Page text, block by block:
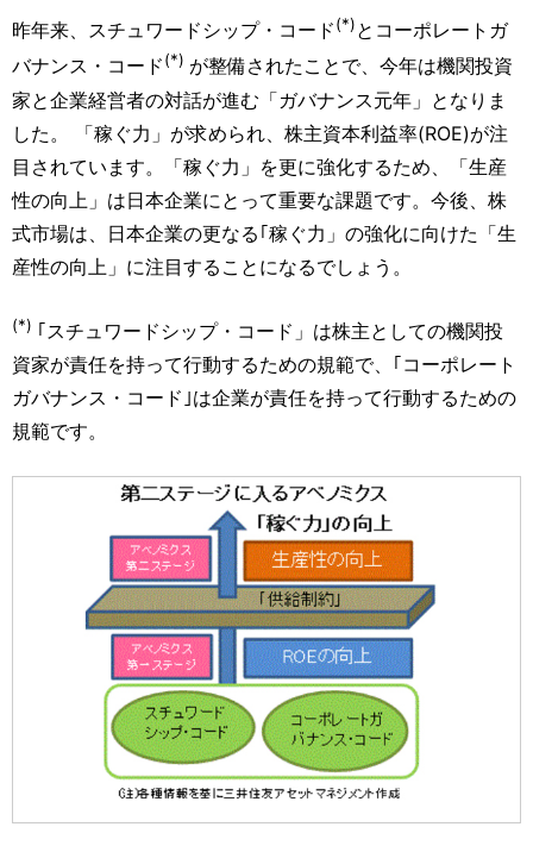
昨年来、スチュワードシップ・コード(*)とコーポレートガ
バナンス・コード(*) が整備されたことで、今年は機関投資
家と企業経営者の対話が進む「ガバナンス元年」となりま
した。 「稼ぐ力」が求められ、株主資本利益率(ROE)が注
目されています。「稼ぐ力」を更に強化するため、「生産
性の向上」は日本企業にとって重要な課題です。今後、株
式市場は、日本企業の更なる｢稼ぐ力」の強化に向けた「生
産性の向上」に注目することになるでしょう。
(*) ｢スチュワードシップ・コード」は株主としての機関投
資家が責任を持って行動するための規範で、｢コーポレート
ガバナンス・コード｣は企業が責任を持って行動するための
規範です。